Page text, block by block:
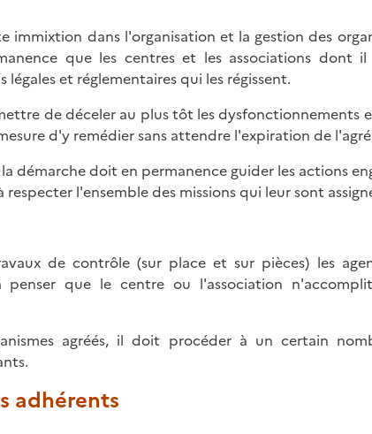
dans l'organisation et la gestion des
que les centres et les associations dont
et réglementaires qui les régissent.
de déceler au plus tôt les dysfonctionnements
d'y remédier sans attendre l'expiration de
démarche doit en permanence guider les actions
l'ensemble des missions qui leur sont
de contrôle (sur place et sur pièces) les
que le centre ou l'association
agréés, il doit procéder à un certain
adhérents